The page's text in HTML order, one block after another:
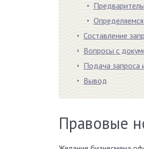
Составление
Вопросы с
Подача запроса
Вывод
Правовые